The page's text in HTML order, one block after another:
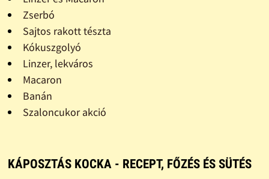
Zserbó
Sajtos rakott tészta
Kókuszgolyó
Linzer, lekváros
Macaron
Banán
Szaloncukor akció
KÁPOSZTÁS KOCKA - RECEPT, FŐZÉS ÉS SÜTÉS